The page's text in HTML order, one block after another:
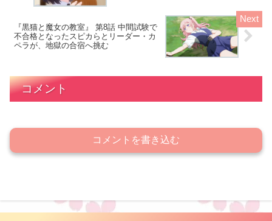
『黒猫と魔女の教室』 第8話 中間試験で
不合格となったスピカらとリーダー・カ
ペラが、地獄の合宿へ挑む
コメント
コメントを書き込む